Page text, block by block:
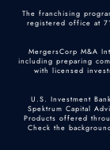
The franchising
registered office at
MergersCorp M&A
including preparing
with licensed
U.S. Investment
Spektrum Capital
Products offered
Check the